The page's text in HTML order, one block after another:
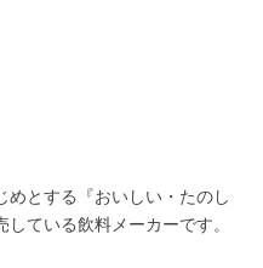
めとする『おいしい・たのし
ている飲料メーカーです。